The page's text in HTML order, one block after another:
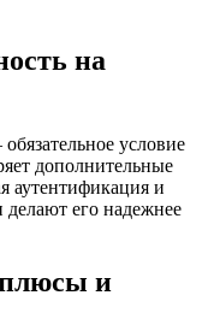
на
условие
дополнительные
аутентификация и
его надежнее
и